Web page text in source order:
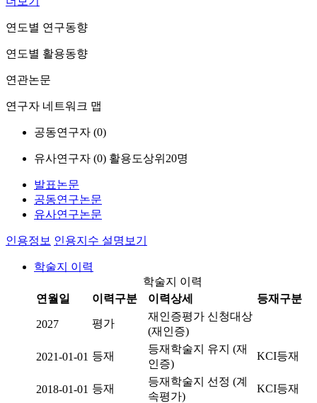
연도별 연구동향
연도별 활용동향
연관논문
연구자 네트워크 맵
공동연구자 (0)
유사연구자 (0) 활용도상위20명
발표논문
공동연구논문
유사연구논문
인용정보 인용지수 설명보기
학술지 이력
학술지 이력
연월일
이력구분 이력상세 등재구분
2027 평가
재인증평가 신청대상
(재인증)
2021-01-01 등재
등재학술지 유지 (재
인증)
KCI등재
2018-01-01 등재
등재학술지 선정 (계
속평가)
KCI등재